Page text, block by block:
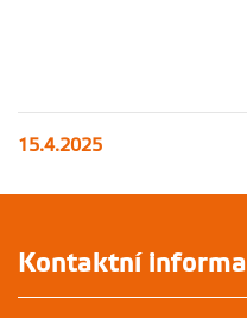
15.4.2025
Kontaktní